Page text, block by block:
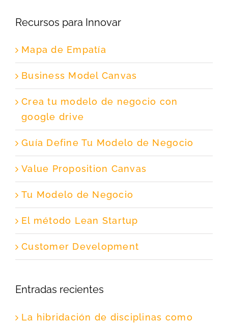
Recursos para Innovar
Mapa de Empatía
Business Model Canvas
Crea tu modelo de negocio con
google drive
Guía Define Tu Modelo de Negocio
Value Proposition Canvas
Tu Modelo de Negocio
El método Lean Startup
Customer Development
Entradas recientes
La hibridación de disciplinas como